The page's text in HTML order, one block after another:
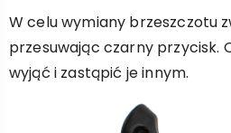
W celu wymiany brzeszczotu
przesuwając czarny przycisk.
wyjąć i zastąpić je innym.